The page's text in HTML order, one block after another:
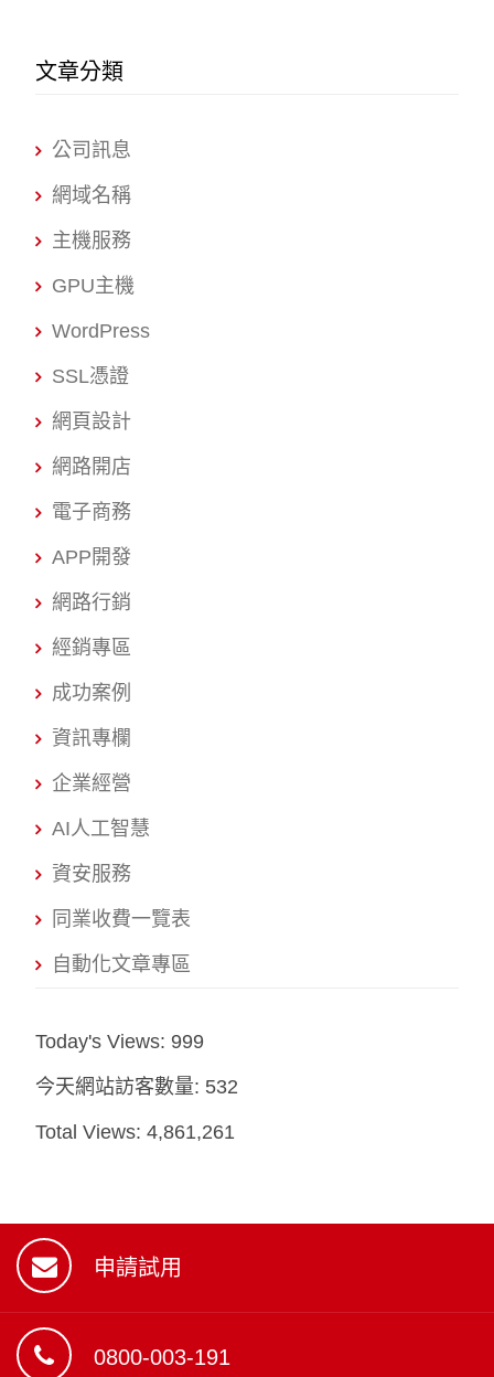
文章分類
公司訊息
網域名稱
主機服務
GPU主機
WordPress
SSL憑證
網頁設計
網路開店
電子商務
APP開發
網路行銷
經銷專區
成功案例
資訊專欄
企業經營
AI人工智慧
資安服務
同業收費一覽表
自動化文章專區
Today's Views: 999
今天網站訪客數量: 532
Total Views:4,861,261
申請試用
0800-003-191